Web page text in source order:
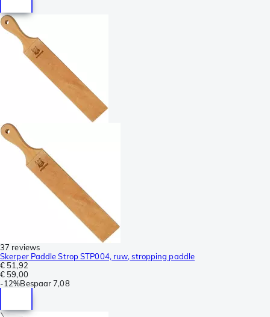
37 reviews
Skerper Paddle Strop STP004, ruw, stropping paddle
€ 51,92
€ 59,00
-12%Bespaar 7,08